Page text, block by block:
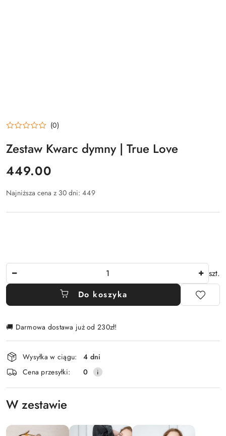
(0)
Zestaw Kwarc dymny | True Love
cena:
449.00
Najniższa cena z 30 dni: 449
szt.
Do koszyka
🚚 Darmowa dostawa już od 230zł!
Dostępność
i
dostawa
Wysyłka w ciągu:
4 dni
Cena przesyłki:
0
W zestawie